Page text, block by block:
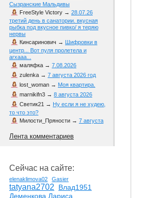
Сызранские Мальдивы
FreeStyle Victory → 28.07.26
третий день в санатории. вкусная
рыбка под вкусное пивко/ я теряю
нервы
Кинсаринович → Шифровки в
центр... Вот пуля пролетела и
агхааа...
маляфка → 7.08.2026
zulenka → 7 августа 2026 год
lost_woman → Моя квартира.
marnikifn3 → 8 августа 2026
Светик21 → Ну если я не худею,
то что это?
Милости_Пряности → 7 августа
Лента комментариев
Сейчас на сайте:
elenaklimova02 Gasier
tatyana2702
Влад1951
Деменкова Лариса